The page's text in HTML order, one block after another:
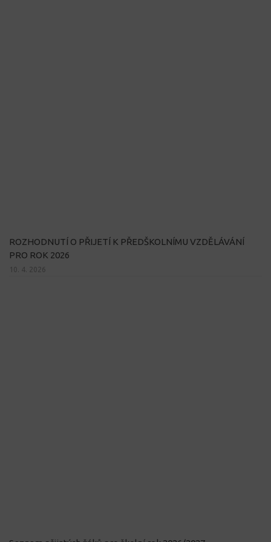
ROZHODNUTÍ O PŘIJETÍ K PŘEDŠKOLNÍMU VZDĚLÁVÁNÍ
PRO ROK 2026
10. 4. 2026